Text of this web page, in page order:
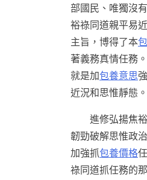
部國民、唯獨沒
裕祿同道親平易
主旨，博得了本
著義務真情任務
就是加包養意思
近況和思惟靜態。
進修弘揚焦
韌勁破解思惟政
加強抓包養價格
祿同道抓任務的